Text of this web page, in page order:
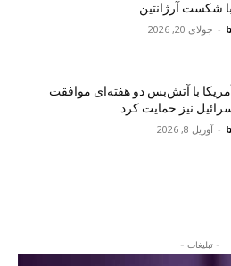
شکست آرژانتین
- جولای 20, 2026
با آتش‌بس دو هفته‌ای موافقت
نیز حمایت کرد
- آوریل 8, 2026
- تبلیغات -